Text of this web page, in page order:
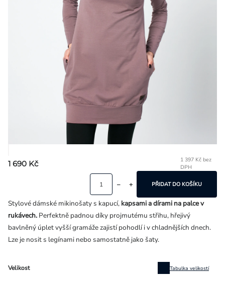
1 690 Kč
1 397 Kč bez
DPH
Velikost Tabulka velikostí
PŘIDAT DO KOŠÍKU
Stylové dámské mikinošaty s kapucí, kapsami a dírami na palce v
rukávech. Perfektně padnou díky projmutému střihu, hřejivý
bavlněný úplet vyšší gramáže zajistí pohodlí i v chladnějších dnech.
Lze je nosit s legínami nebo samostatně jako šaty.